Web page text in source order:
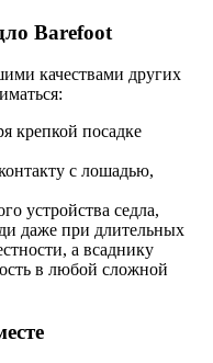
Barefoot
качествами других
крепкой посадке
с лошадью,
устройства седла,
даже при длительных
а всаднику
в любой сложной